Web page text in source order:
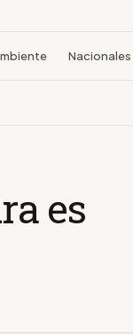
Nacionales
es